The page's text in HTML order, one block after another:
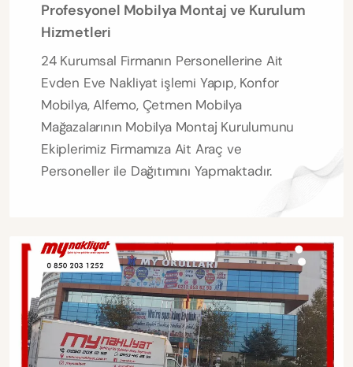
Profesyonel Mobilya Montaj ve Kurulum
Hizmetleri
24 Kurumsal Firmanın Personellerine Ait
Evden Eve Nakliyat işlemi Yapıp, Konfor
Mobilya, Alfemo, Çetmen Mobilya
Mağazalarının Mobilya Montaj Kurulumunu
Ekiplerimiz Firmamıza Ait Araç ve
Personeller ile Dağıtımını Yapmaktadır.